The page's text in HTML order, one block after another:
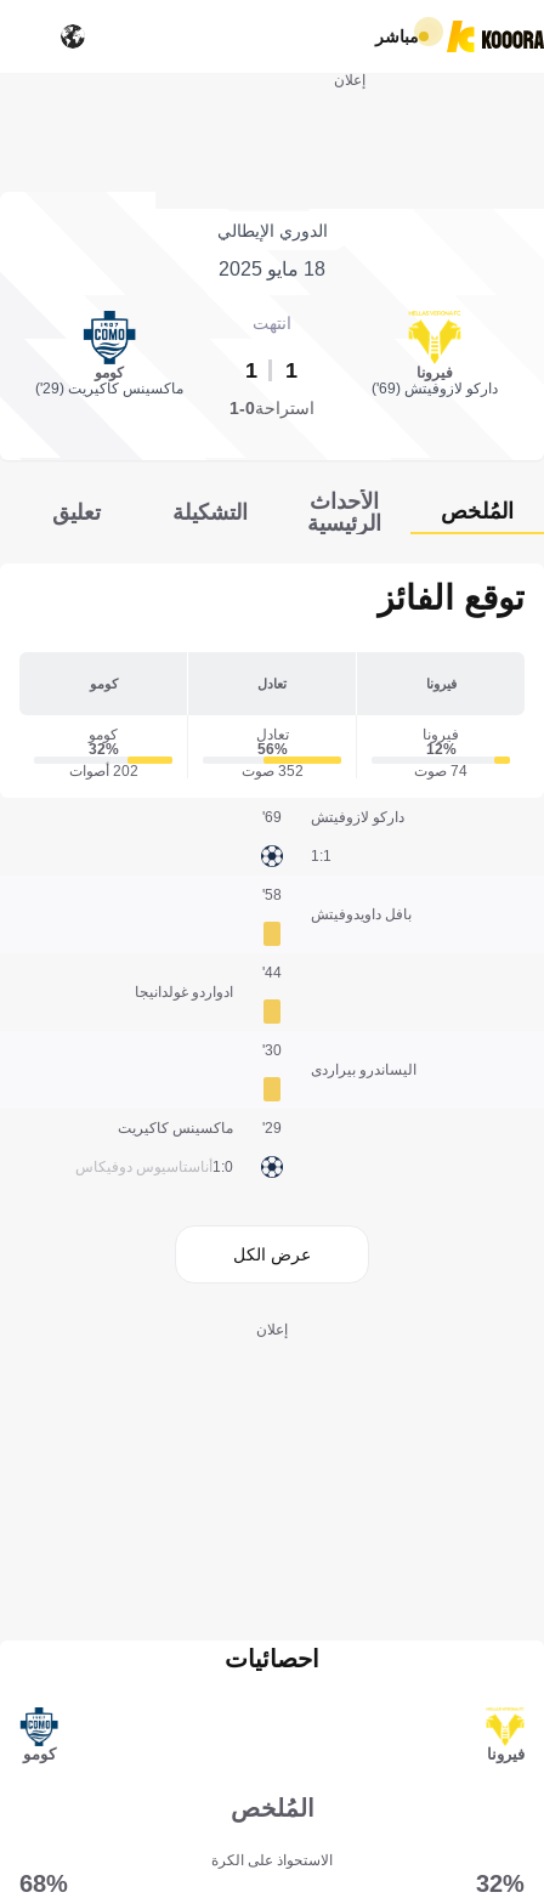
مباشر
إعلان
الدوري الإيطالي
18 مايو 2025
فيرونا
داركو لازوفيتش (69')
انتهت
1
1
كومو
ماكسينس كاكيريت (29')
استراحة0-1
المُلخص
الأحداث
الرئيسية
التشكيلة تعليق
توقع الفائز
فيرونا تعادل كومو
فيرونا
12‎%‎
74 صوت
تعادل
56‎%‎
352 صوت
كومو
32‎%‎
202 أصوات
داركو لازوفيتش
1:1
69'
بافل داويدوفيتش
58'
ادواردو غولدانيجا
44'
اليساندرو بيراردى
30'
ماكسينس كاكيريت
أناستاسيوس دوفيكاس 0:1
29'
عرض الكل
إعلان
فيرونا
احصائيات
كومو
المُلخص
الاستحواذ على الكرة
32‎%‎
68‎%‎